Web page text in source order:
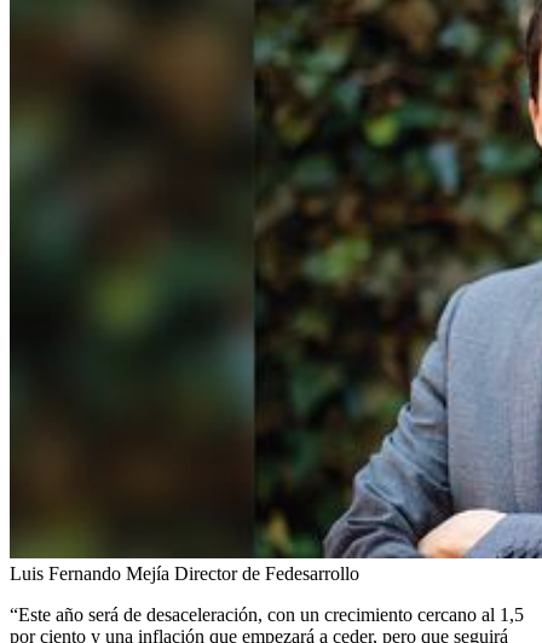
Luis Fernando Mejía Director de Fedesarrollo
“Este año será de desaceleración, con un crecimiento cercano al 1,5
por ciento y una inflación que empezará a ceder, pero que seguirá